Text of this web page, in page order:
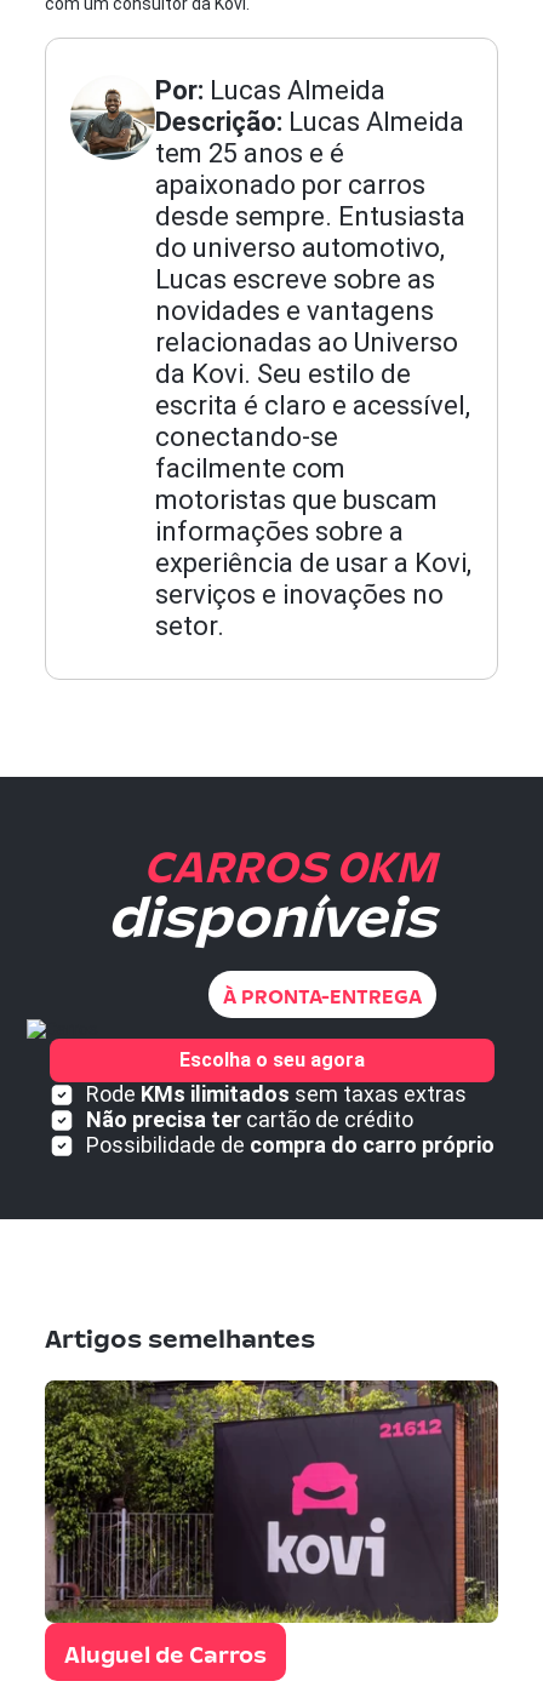
Por: Lucas Almeida
Descrição: Lucas Almeida
tem 25 anos e é
apaixonado por carros
desde sempre. Entusiasta
do universo automotivo,
Lucas escreve sobre as
novidades e vantagens
relacionadas ao Universo
da Kovi. Seu estilo de
escrita é claro e acessível,
conectando-se
facilmente com
motoristas que buscam
informações sobre a
experiência de usar a Kovi,
serviços e inovações no
setor.
CARROS 0KM
disponíveis
À PRONTA-ENTREGA
Rode KMs ilimitados sem taxas extras
Não precisa tercartão de crédito
Possibilidade de compra do carro próprio
Escolha o seu agora
Artigos semelhantes
Aluguel de Carros